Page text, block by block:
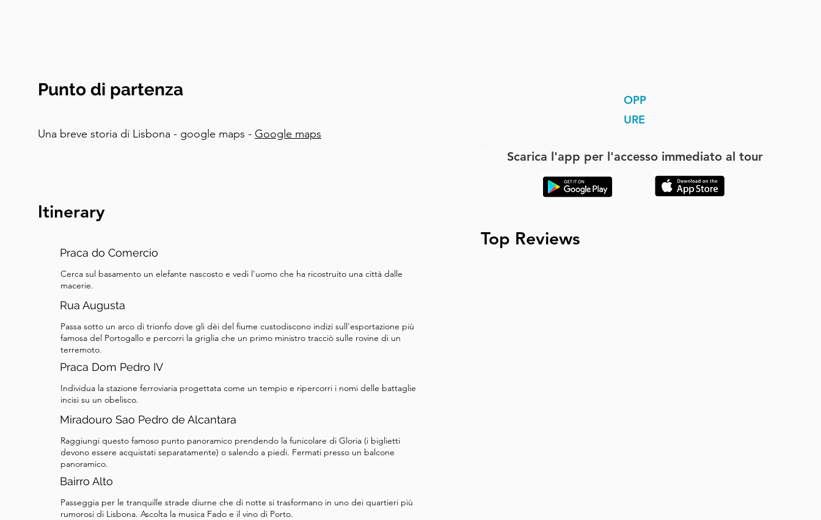
Punto di partenza
Una breve storia di Lisbona - google maps - Google maps
Itinerary
Praca do Comercio
Cerca sul basamento un elefante nascosto e vedi l'uomo che ha ricostruito una città dalle
macerie.
Rua Augusta
Passa sotto un arco di trionfo dove gli dèi del fiume custodiscono indizi sull'esportazione più
famosa del Portogallo e percorri la griglia che un primo ministro tracciò sulle rovine di un
terremoto.
Praca Dom Pedro IV
Individua la stazione ferroviaria progettata come un tempio e ripercorri i nomi delle battaglie
incisi su un obelisco.
Miradouro Sao Pedro de Alcantara
Raggiungi questo famoso punto panoramico prendendo la funicolare di Gloria (i biglietti
devono essere acquistati separatamente) o salendo a piedi. Fermati presso un balcone
panoramico.
Bairro Alto
Passeggia per le tranquille strade diurne che di notte si trasformano in uno dei quartieri più
rumorosi di Lisbona. Ascolta la musica Fado e il vino di Porto.
OPP
URE
Scarica l'app per l'accesso immediato al tour
Top Reviews